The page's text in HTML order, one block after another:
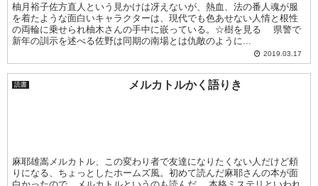
柚月裕子佐方直人という見かけは冴えないが、熱血、法の番人魂が服
を着たような面白いキャラクターは、現代でも色あせない人情と根性
の両輪に乗せられ柚木さんの手中に嵌っている。☆樹を見る 県警で
新年の訓示を述べる佐野は同期の南場とは仇敵のように...
2019.03.17
読書 メルカトルかく語りき
麻耶雄嵩メルカトル、この変わり者で友達になりたくない人だけど頼
りになる、ちょっとしたホームズ風。初めて読んだ麻耶さんの本が面